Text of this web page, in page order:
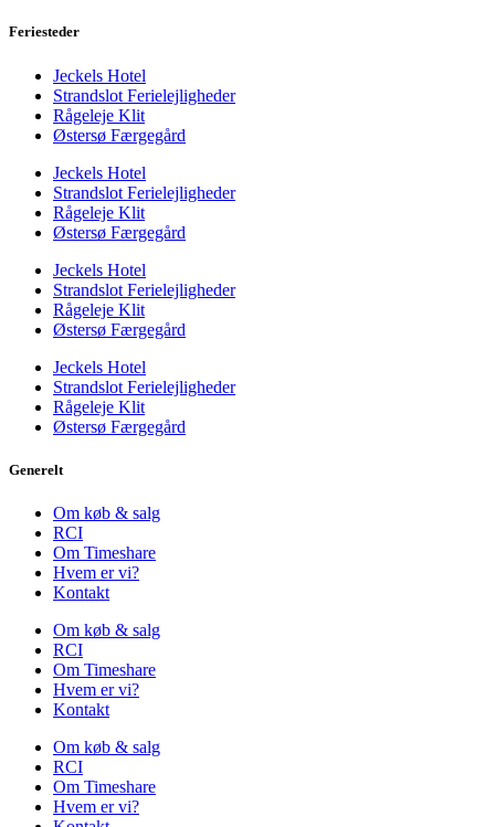
Feriesteder
Jeckels Hotel
Strandslot Ferielejligheder
Rågeleje Klit
Østersø Færgegård
Jeckels Hotel
Strandslot Ferielejligheder
Rågeleje Klit
Østersø Færgegård
Jeckels Hotel
Strandslot Ferielejligheder
Rågeleje Klit
Østersø Færgegård
Jeckels Hotel
Strandslot Ferielejligheder
Rågeleje Klit
Østersø Færgegård
Generelt
Om køb & salg
RCI
Om Timeshare
Hvem er vi?
Kontakt
Om køb & salg
RCI
Om Timeshare
Hvem er vi?
Kontakt
Om køb & salg
RCI
Om Timeshare
Hvem er vi?